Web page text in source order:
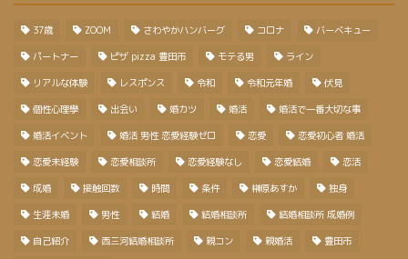
37歳 ZOOM さわやかハンバーグ コロナ バーベキュー
パートナー ピザ pizza 豊田市 モテる男 ライン
リアルな体験 レスポンス 令和 令和元年婚 伏見
個性心理學 出会い 婚カツ 婚活 婚活で一番大切な事
婚活イベント 婚活 男性 恋愛経験ゼロ 恋愛 恋愛初心者 婚活
恋愛未経験 恋愛相談所 恋愛経験なし 恋愛結婚 恋活
成婚 接触回数 時間 条件 榊原あすか 独身
生涯未婚 男性 結婚 結婚相談所 結婚相談所 成婚例
自己紹介 西三河結婚相談所 親コン 親婚活 豊田市